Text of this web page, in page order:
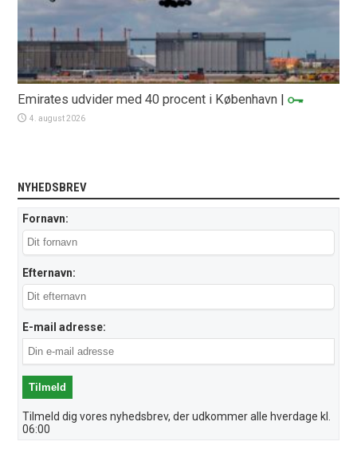
Emirates udvider med 40 procent i København |
4. august 2026
NYHEDSBREV
Fornavn:
Efternavn:
E-mail adresse:
Tilmeld dig vores nyhedsbrev, der udkommer alle hverdage kl.
06:00